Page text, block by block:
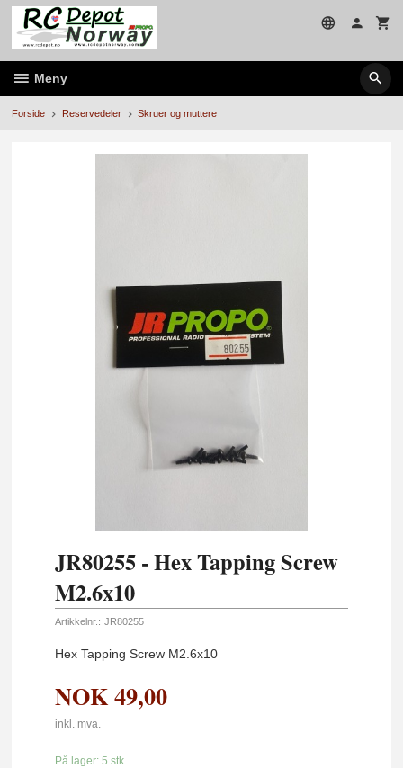
Gå
innholdet
Meny
Forside Reservedeler Skruer og muttere
JR80255 - Hex Tapping Screw
M2.6x10
Artikkelnr.: JR80255
Hex Tapping Screw M2.6x10
NOK49,00
inkl. mva.
På lager: 5 stk.